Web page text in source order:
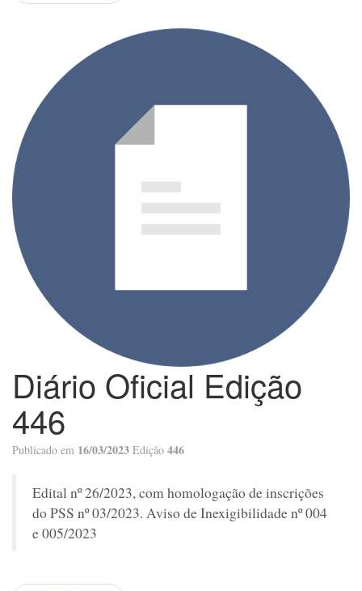
Diário Oficial Edição
446
Publicado em 16/03/2023 Edição 446
Edital nº 26/2023, com homologação de inscrições
do PSS nº 03/2023. Aviso de Inexigibilidade nº 004
e 005/2023